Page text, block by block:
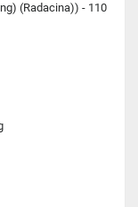
(Radacina)) - 110